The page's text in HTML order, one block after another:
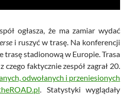
ogłasza, że ma zamiar wydać
i ruszyć w trasę. Na konferencji
trasę stadionową w Europie. Trasa
czego faktycznie zespół zagrał 20.
odwołanych i przeniesionych
. Statystyki wyglądały